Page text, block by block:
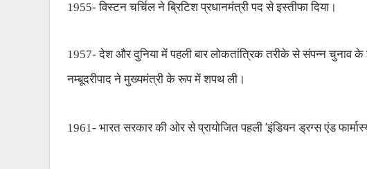
1955- विस्टन चर्चिल ने ब्रिटिश प्रधानमंत्री पद से इस्तीफा दिया।
1957- देश और दुनिया में पहली बार लोकतांत्रिक तरीके से संपन्न चुनाव के
नम्बूदरीपाद ने मुख्यमंत्री के रूप में शपथ ली।
1961- भारत सरकार की ओर से प्रायोजित पहली ‘इंडियन ड्रग्स एंड